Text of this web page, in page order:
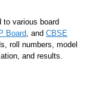
to various board
Board, and CBSE
roll numbers, model
and results.